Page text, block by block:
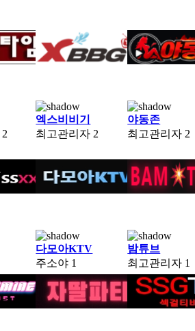
2
엑스비비기
최고관리자 2
야동존
최고관리자 2
다모아KTV
주소야 1
밤튜브
최고관리자 1